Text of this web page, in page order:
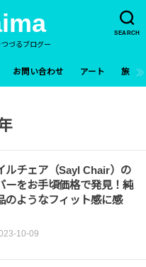
SEARCH
づるブログー
お問い合わせ アート 旅
ルチェア（Sayl Chair）の
ーをお手頃価格で発見！純
のようなフィット感に感
10-09